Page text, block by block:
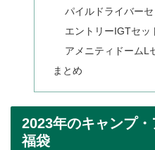
パイルドライバーセ
エントリーIGTセッ
アメニティドームL
まとめ
2023年のキャンプ
福袋